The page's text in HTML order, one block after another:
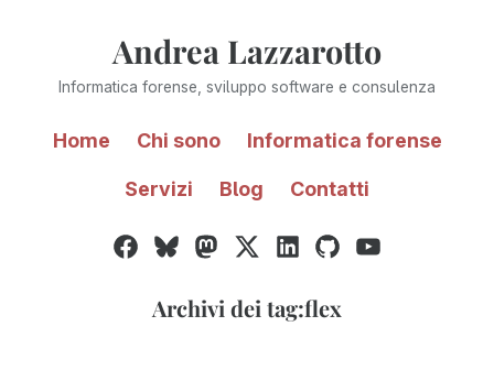
Andrea Lazzarotto
Informatica forense, sviluppo software e consulenza
Home Chi sono Informatica forense
Servizi Blog Contatti
Facebook
BlueskyMastodon
Twitter
X
LinkedInGitHubYouTube
Archivi dei tag:flex